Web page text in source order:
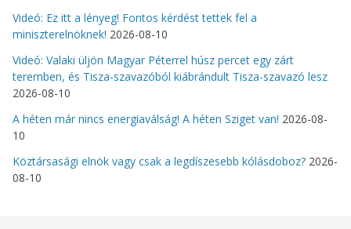
Videó: Ez itt a lényeg! Fontos kérdést tettek fel a
miniszterelnöknek! 2026-08-10
Videó: Valaki üljön Magyar Péterrel húsz percet egy zárt
teremben, és Tisza-szavazóból kiábrándult Tisza-szavazó lesz
2026-08-10
A héten már nincs energiaválság! A héten Sziget van! 2026-08-
10
Köztársasági elnök vagy csak a legdíszesebb kólásdoboz? 2026-
08-10